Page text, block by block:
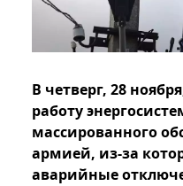
В четверг, 28
работу
массированного
армией, из-за
аварийные